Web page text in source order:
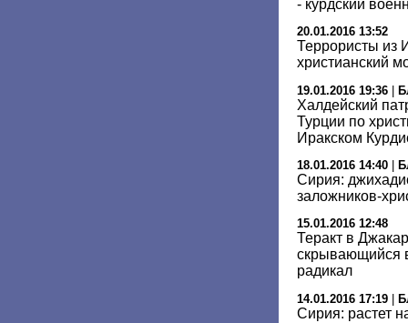
- курдский
20.01.2016 13:52
Террористы из
христианский
19.01.2016 19:36 |
Халдейский
Турции по
Иракском
18.01.2016 14:40
Сирия:
заложников-
15.01.2016 12:48
Теракт в
скрывающийся
радикал
14.01.2016 17:19 |
Сирия: растет